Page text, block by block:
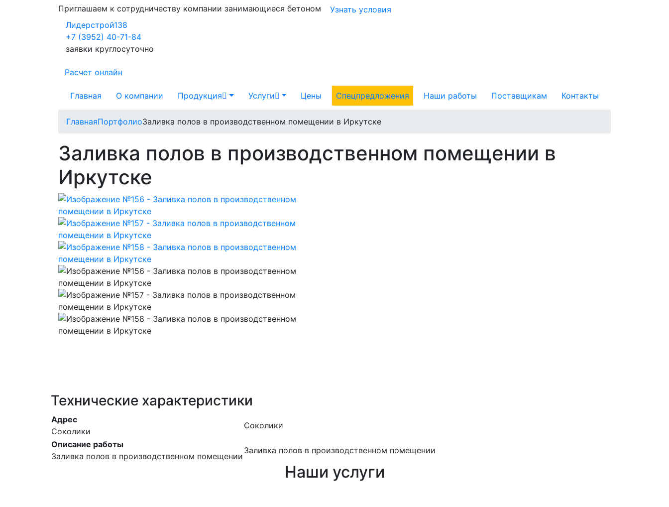
Приглашаем к сотрудничеству компании занимающиеся бетоном
Узнать условия
Лидерстрой138
+7 (3952) 40-71-84
заявки круглосуточно
Расчет онлайн
Главная О компании Продукция Услуги Цены Спецпредложения Наши работы Поставщикам Контакты
ГлавнаяПортфолиоЗаливка полов в производственном помещении в Иркутске
Заливка полов в производственном помещении в
Иркутске
Технические характеристики
Адрес
Соколики
Соколики
Описание работы
Заливка полов в производственном помещении
Заливка полов в производственном помещении
Наши услуги